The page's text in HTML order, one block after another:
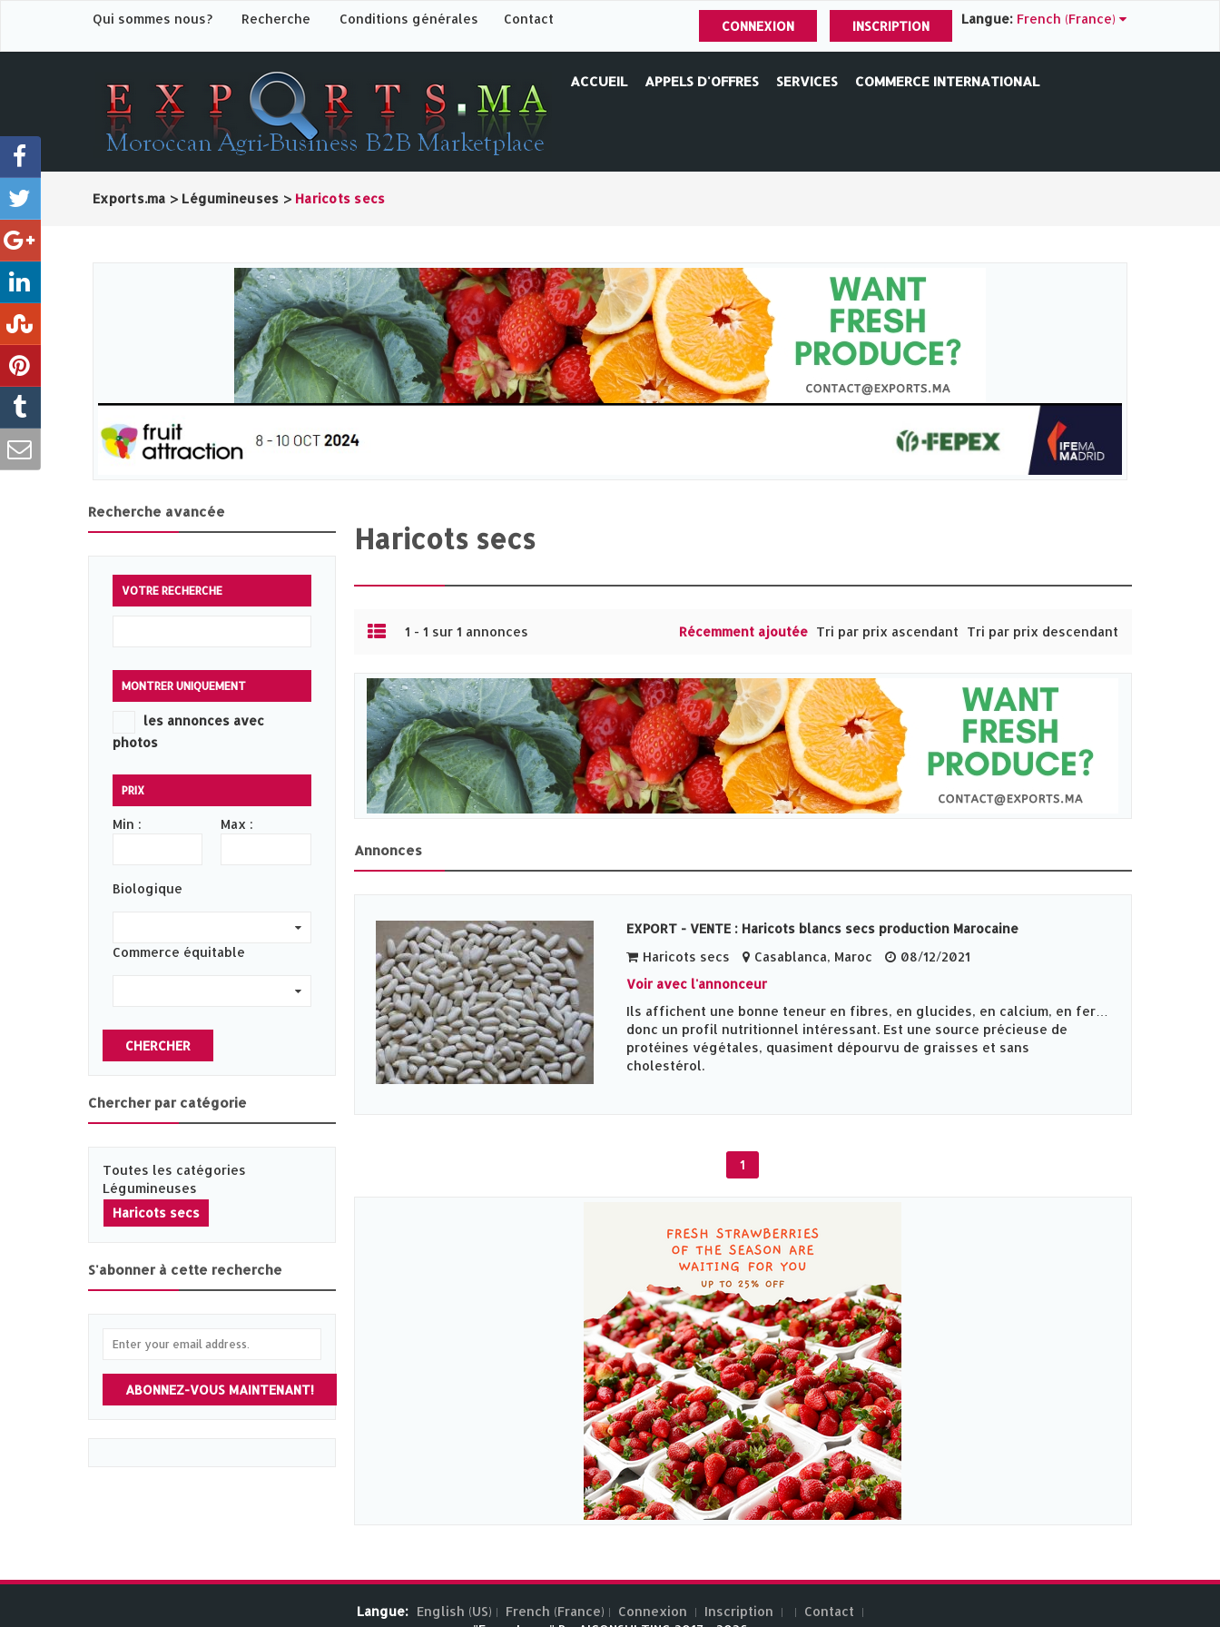
Langue: French (France)
Qui sommes nous? Recherche Conditions générales Contact CONNEXION INSCRIPTION
ACCUEIL APPELS D'OFFRES SERVICES COMMERCE INTERNATIONAL
Exports.ma > Légumineuses > Haricots secs
Recherche avancée
VOTRE RECHERCHE
MONTRER UNIQUEMENT
les annonces avec
photos
PRIX
Min : Max :
Biologique
Commerce équitable
CHERCHER
Chercher par catégorie
Toutes les catégories
Légumineuses
Haricots secs
S'abonner à cette recherche
ABONNEZ-VOUS MAINTENANT!
Haricots secs
1 - 1 sur 1 annonces Récemment ajoutée Tri par prix ascendant Tri par prix descendant
Annonces
EXPORT - VENTE : Haricots blancs secs production Marocaine
Haricots secs
Casablanca, Maroc
08/12/2021
Voir avec l'annonceur
Ils affichent une bonne teneur en fibres, en glucides, en calcium, en fer…
donc un profil nutritionnel intéressant. Est une source précieuse de
protéines végétales, quasiment dépourvu de graisses et sans
cholestérol.
1
Langue: English (US) French (France) Connexion Inscription
Contact